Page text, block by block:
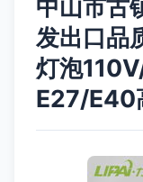
中山市古
发出口品
灯泡
E27/E40